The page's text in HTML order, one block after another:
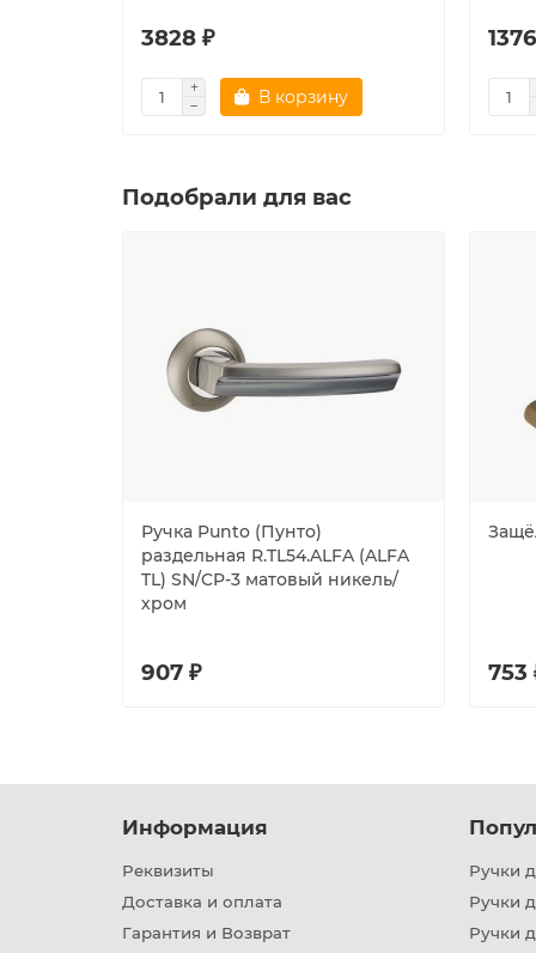
3828 ₽
В корзину
Подобрали для вас
Ручка Punto (Пунто)
раздельная R.TL54.ALFA (ALFA
TL) SN/CP-3 матовый никель/
хром
907 ₽ 753
Информация
Реквизиты
Доставка и оплата
Гарантия и Возврат
Ручки
Ручки
Ручки